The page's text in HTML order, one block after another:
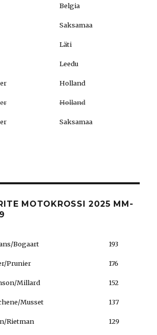
Belgia
Saksamaa
Läti
Leedu
Holland
Holland
Saksamaa
MOTOKROSSI 2025 MM-
Bogaart 193
Prunier 176
Millard 152
Musset 137
Rietman 129